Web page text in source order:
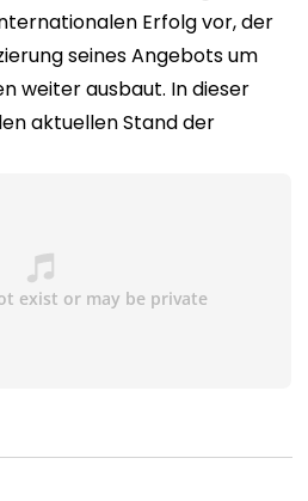
Erfolg vor, der
seines Angebots um
weiter ausbaut. In dieser
aktuellen Stand der